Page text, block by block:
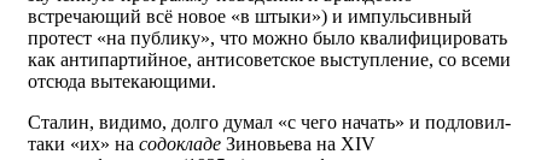
встречающий всё новое «в штыки») и импульсивный
протест «на публику», что можно было квалифицировать
как антипартийное, антисоветское выступление, со всеми
отсюда вытекающими.
Сталин, видимо, долго думал «с чего начать» и подловил-
таки «их» на содокладе Зиновьева на XIV